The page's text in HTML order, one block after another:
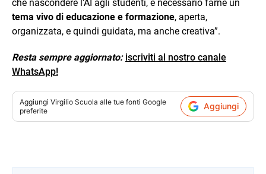
che nascondere l’AI agli studenti, è necessario farne un
tema vivo di educazione e formazione, aperta,
organizzata, e quindi guidata, ma anche creativa”.
Resta sempre aggiornato: iscriviti al nostro canale
WhatsApp!
Aggiungi Virgilio Scuola alle tue fonti Google
preferite
Aggiungi